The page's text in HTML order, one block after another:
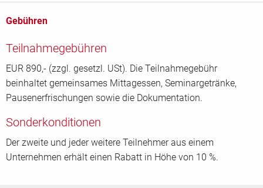
Gebühren
Teilnahmegebühren
EUR 890,- (zzgl. gesetzl. USt). Die Teilnahmegebühr
beinhaltet gemeinsames Mittagessen, Seminargetränke,
Pausenerfrischungen sowie die Dokumentation.
Sonderkonditionen
Der zweite und jeder weitere Teilnehmer aus einem
Unternehmen erhält einen Rabatt in Höhe von 10 %.